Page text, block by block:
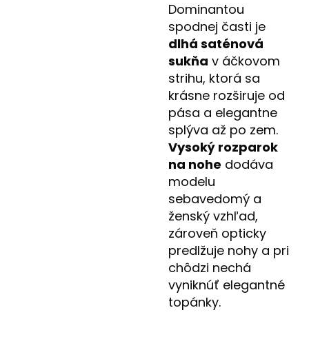
Dominantou
spodnej časti je
dlhá saténová
sukňa v áčkovom
strihu, ktorá sa
krásne rozširuje od
pása a elegantne
splýva až po zem.
Vysoký rozparok
na nohe dodáva
modelu
sebavedomý a
ženský vzhľad,
zároveň opticky
predlžuje nohy a pri
chôdzi nechá
vyniknúť elegantné
topánky.